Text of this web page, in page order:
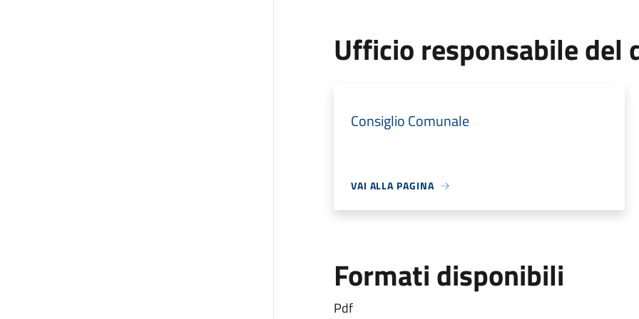
Ufficio responsabile del
Consiglio Comunale
VAI ALLA PAGINA
Formati disponibili
Pdf